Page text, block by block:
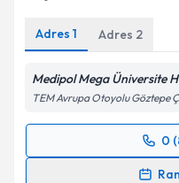
Metni'ni okudum
kapsamda
Adres 1 Adres 2
Medipol Mega Üniversite
TEM Avrupa Otoyolu Göztepe
0
Randevu